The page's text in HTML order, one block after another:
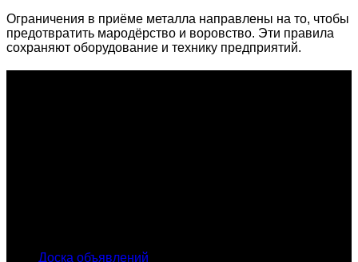
Ограничения в приёме металла направлены на то, чтобы
предотвратить мародёрство и воровство. Эти правила
сохраняют оборудование и технику предприятий.
Доска объявлений